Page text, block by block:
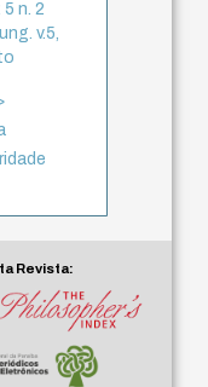
n. 2
v.5,
Revista: